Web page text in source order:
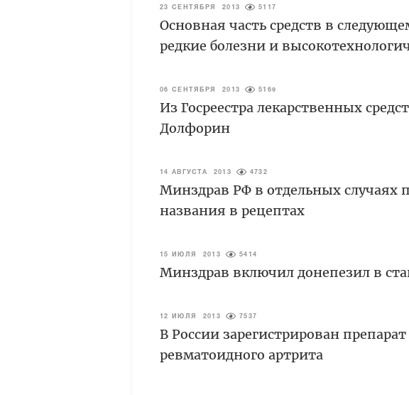
23 СЕНТЯБРЯ 2013 5117
Основная часть средств в
редкие болезни и
06 СЕНТЯБРЯ 2013 5169
Из Госреестра лекарственных
Долфорин
14 АВГУСТА 2013 4732
Минздрав РФ в отдельных случаях
названия в рецептах
15 ИЮЛЯ 2013 5414
Минздрав включил донепезил в
12 ИЮЛЯ 2013 7537
В России зарегистрирован
ревматоидного артрита